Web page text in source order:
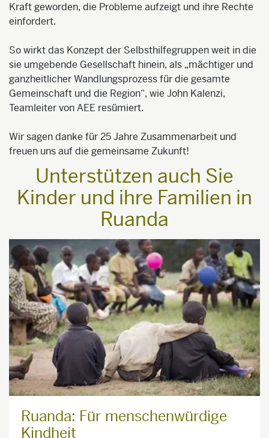
Kraft geworden, die Probleme aufzeigt und ihre Rechte
einfordert.
So wirkt das Konzept der Selbsthilfegruppen weit in die
sie umgebende Gesellschaft hinein, als „mächtiger und
ganzheitlicher Wandlungsprozess für die gesamte
Gemeinschaft und die Region“, wie John Kalenzi,
Teamleiter von AEE resümiert.
Wir sagen danke für 25 Jahre Zusammenarbeit und
freuen uns auf die gemeinsame Zukunft!
Unterstützen auch Sie
Kinder und ihre Familien in
Ruanda
Ruanda: Für menschenwürdige
Kindheit